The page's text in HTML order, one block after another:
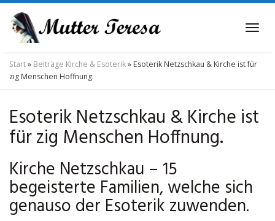
Skip
main
content
Start» Beiträge Kirche & Esoterik» Esoterik Netzschkau & Kirche ist für
zig Menschen Hoffnung.
Esoterik Netzschkau & Kirche ist
für zig Menschen Hoffnung.
Kirche Netzschkau – 15
begeisterte Familien, welche sich
genauso der Esoterik zuwenden.